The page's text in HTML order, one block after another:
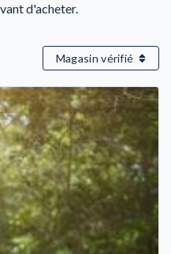
d'acheter.
Magasin vérifié